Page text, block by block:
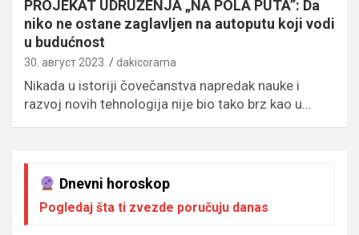
PROJEKAT UDRUŽENJA „NA POLA PUTA”: Da
niko ne ostane zaglavljen na autoputu koji vodi
u budućnost
30. август 2023. dakicorama
Nikada u istoriji čovečanstva napredak nauke i
razvoj novih tehnologija nije bio tako brz kao u…
Dnevni horoskop
Pogledaj šta ti zvezde poručuju danas